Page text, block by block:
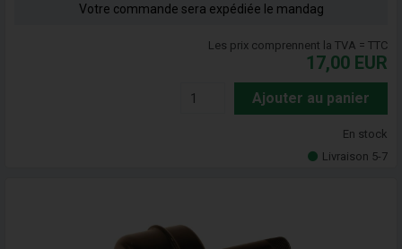
Votre commande sera expédiée le mandag
Les prix comprennent la TVA = TTC
17,00 EUR
Ajouter au panier
En stock
Livraison 5-7